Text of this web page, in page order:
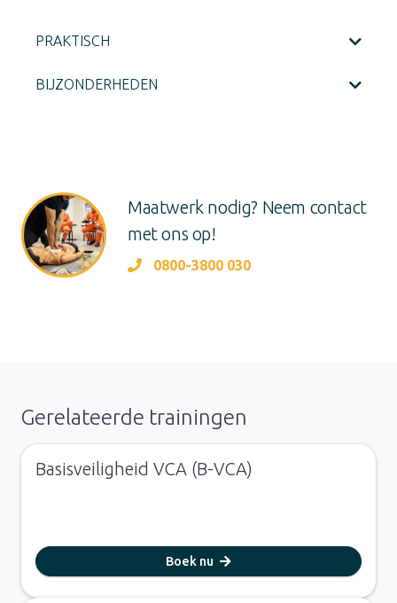
PRAKTISCH
BIJZONDERHEDEN
Maatwerk nodig? Neem contact
met ons op!
0800-3800 030
Gerelateerde trainingen
Basisveiligheid VCA (B-VCA)
Boek nu